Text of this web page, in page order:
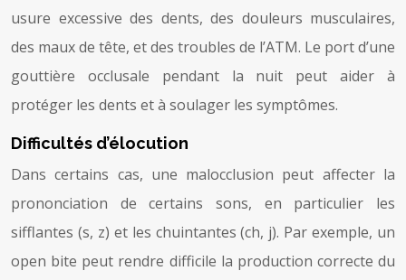
usure excessive des dents, des douleurs musculaires,
des maux de tête, et des troubles de l’ATM. Le port d’une
gouttière occlusale pendant la nuit peut aider à
protéger les dents et à soulager les symptômes.
Difficultés d’élocution
Dans certains cas, une malocclusion peut affecter la
prononciation de certains sons, en particulier les
sifflantes (s, z) et les chuintantes (ch, j). Par exemple, un
open bite peut rendre difficile la production correcte du